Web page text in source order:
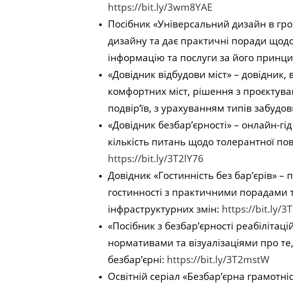
https://bit.ly/3wm8YAE
Посібник «Універсальний дизайн в
дизайну та дає практичні поради
інформацію та послуги за його
«Довідник відбудови міст» –
комфортних міст, рішення з
подвір‘їв, з урахуванням типів
«Довідник безбар’єрності» – онлайн-
кількість питань щодо толерантної
https://bit.ly/3T2lY76
Довідник «Гостинність без бар’єрів»
гостинності з практичними порадами
інфраструктурних змін: https://bit.ly/
«Посібник з безбар’єрності
нормативами та візуалізаціями про
безбар’єрні: https://bit.ly/3T2mstW
Освітній серіал «Безбар’єрна